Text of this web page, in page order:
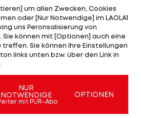
und siegt nach nur 51
6:2. Der 24-jährige Querrey holt
zurück, den er nach den
im vergangenen Jahr
Verletzung nicht
um allen Zwecken, Cookies
oder [Nur Notwendige] im LAOLA1
uns Peronsalisierung von
können mit [Optionen] auch eine
Sie können Ihre Einstellungen
links unten bzw. über den Link in
NUR
NOTWENDIGE
mit PUR-Abo
OPTIONEN